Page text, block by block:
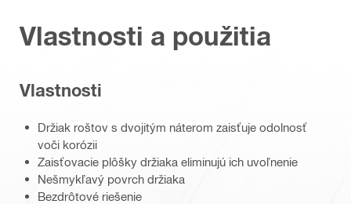
Vlastnosti a použitia
Vlastnosti
Držiak roštov s dvojitým náterom zaisťuje odolnosť
voči korózii
Zaisťovacie plôšky držiaka eliminujú ich uvoľnenie
Nešmykľavý povrch držiaka
Bezdrôtové riešenie